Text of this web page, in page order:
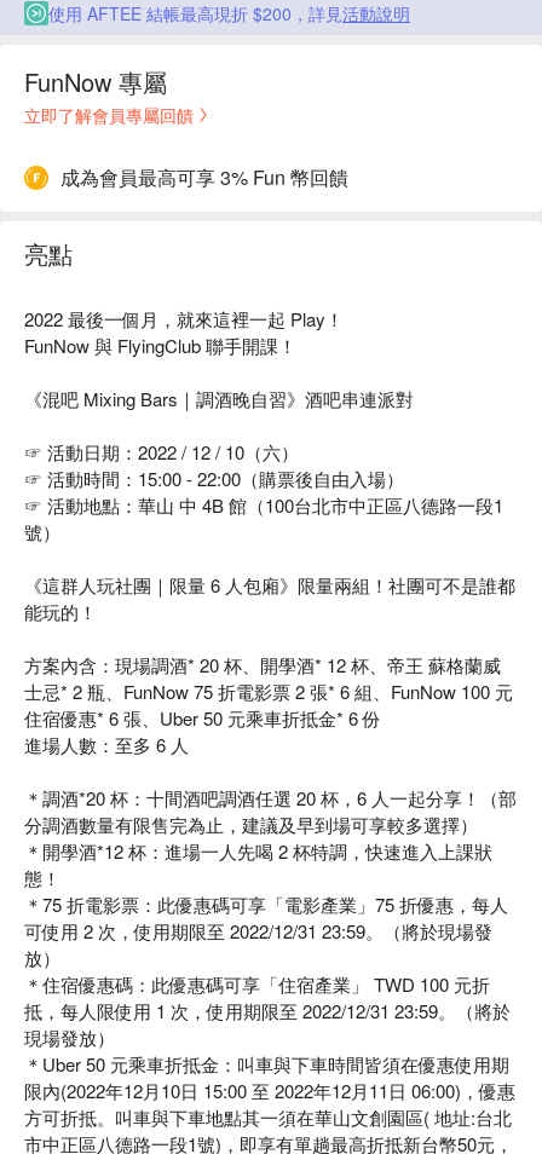
使用 AFTEE 結帳最高現折 $200，詳見活動說明
FunNow 專屬
立即了解會員專屬回饋
成為會員最高可享 3% Fun 幣回饋
亮點
2022 最後一個月，就來這裡一起 Play！
FunNow 與 FlyingClub 聯手開課！
《混吧 Mixing Bars｜調酒晚自習》酒吧串連派對
☞ 活動日期：2022 / 12 / 10（六）
☞ 活動時間：15:00 - 22:00（購票後自由入場）
☞ 活動地點：華山 中 4B 館（100台北市中正區八德路一段1
號）
《這群人玩社團｜限量 6 人包廂》限量兩組！社團可不是誰都
能玩的！
方案內含：現場調酒* 20 杯、開學酒* 12 杯、帝王 蘇格蘭威
士忌* 2 瓶、FunNow 75 折電影票 2 張* 6 組、FunNow 100 元
住宿優惠* 6 張、Uber 50 元乘車折抵金* 6 份
進場人數：至多 6 人
＊調酒*20 杯：十間酒吧調酒任選 20 杯，6 人一起分享！（部
分調酒數量有限售完為止，建議及早到場可享較多選擇）
＊開學酒*12 杯：進場一人先喝 2 杯特調，快速進入上課狀
態！
＊75 折電影票：此優惠碼可享「電影產業」75 折優惠，每人
可使用 2 次，使用期限至 2022/12/31 23:59。（將於現場發
放）
＊住宿優惠碼：此優惠碼可享「住宿產業」 TWD 100 元折
抵，每人限使用 1 次，使用期限至 2022/12/31 23:59。（將於
現場發放）
＊Uber 50 元乘車折抵金：叫車與下車時間皆須在優惠使用期
限內(2022年12月10日 15:00 至 2022年12月11日 06:00)，優惠
方可折抵。叫車與下車地點其一須在華山文創園區( 地址:台北
市中正區八德路一段1號)，即享有單趟最高折抵新台幣50元，